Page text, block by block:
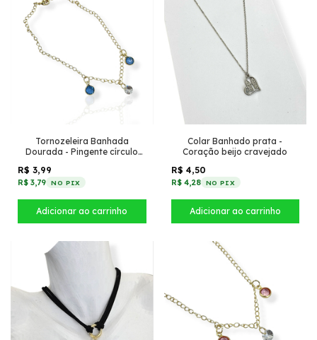
Tornozeleira Banhada
Dourada - Pingente círculo
R$ 3,99
R$ 3,79 NO PIX
Colar Banhado prata -
Coração beijo cravejado
R$ 4,50
R$ 4,28 NO PIX